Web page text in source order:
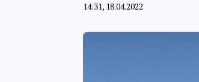
14:31, 18.04.2022